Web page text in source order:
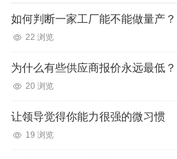
如何判断一家工厂能不能做量产？
22 浏览
为什么有些供应商报价永远最低？
20 浏览
让领导觉得你能力很强的微习惯
19 浏览